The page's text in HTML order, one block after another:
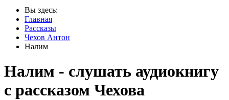
Вы здесь:
Главная
Рассказы
Чехов Антон
Налим
Налим - слушать аудиокнигу
с рассказом Чехова